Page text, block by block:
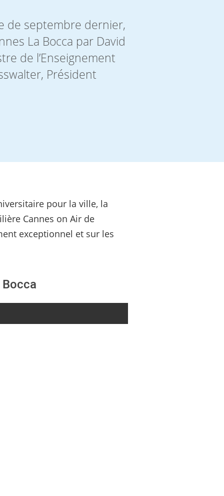
de septembre dernier,
La Bocca par David
de l’Enseignement
Président
pour la ville, la
Cannes on Air de
exceptionnel et sur les